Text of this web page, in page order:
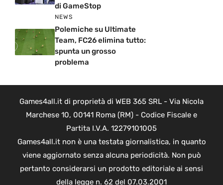
di GameStop
NEWS
Polemiche su Ultimate
Team, FC26 elimina tutto:
spunta un grosso
problema
Games4all.it di proprietà di WEB 365 SRL - Via Nicola
Marchese 10, 00141 Roma (RM) - Codice Fiscale e
Partita I.V.A. 12279101005
Games4all.it non è una testata giornalistica, in quanto
viene aggiornato senza alcuna periodicità. Non può
pertanto considerarsi un prodotto editoriale ai sensi
della legge n. 62 del 07.03.2001